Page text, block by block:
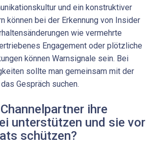
und ein konstruktiver
können bei der Erkennung von Insider
wie vermehrte
Engagement oder plötzliche
können Warnsignale sein. Bei
sollte man gemeinsam mit der
Gespräch suchen.
ihre
unterstützen und sie vor
schützen?